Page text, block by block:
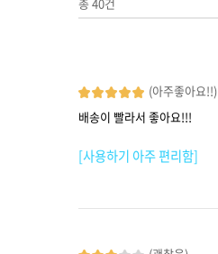
(아주좋아요!!)
배송이 빨라서 좋아요!!!
[사용하기 아주 편리함]